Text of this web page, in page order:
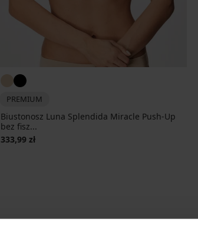
PREMIUM
Biustonosz Luna Splendida Miracle Push-Up
bez fisz...
333,99 zł